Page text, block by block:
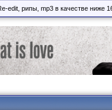
edit, рипы, mp3 в качестве